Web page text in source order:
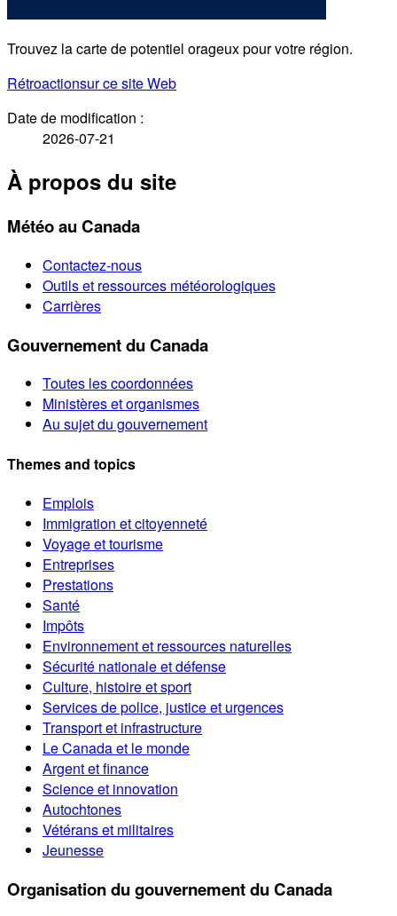
Trouvez la carte de potentiel orageux pour votre région.
Rétroactionsur ce site Web
Date de modification :
2026-07-21
À propos du site
Météo au Canada
Contactez-nous
Outils et ressources météorologiques
Carrières
Gouvernement du Canada
Toutes les coordonnées
Ministères et organismes
Au sujet du gouvernement
Themes and topics
Emplois
Immigration et citoyenneté
Voyage et tourisme
Entreprises
Prestations
Santé
Impôts
Environnement et ressources naturelles
Sécurité nationale et défense
Culture, histoire et sport
Services de police, justice et urgences
Transport et infrastructure
Le Canada et le monde
Argent et finance
Science et innovation
Autochtones
Vétérans et militaires
Jeunesse
Organisation du gouvernement du Canada